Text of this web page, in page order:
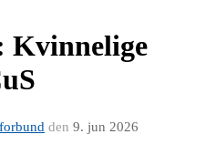
Kvinnelige
den 9. jun 2026